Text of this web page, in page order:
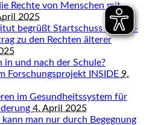
Rechte von Menschen mit
2025
begrüßt Startschuss für UN-
zu den Rechten älterer
und nach der Schule?
Forschungsprojekt INSIDE 9.
im Gesundheitssystem für
4. April 2025
kann man nur durch Begegnung